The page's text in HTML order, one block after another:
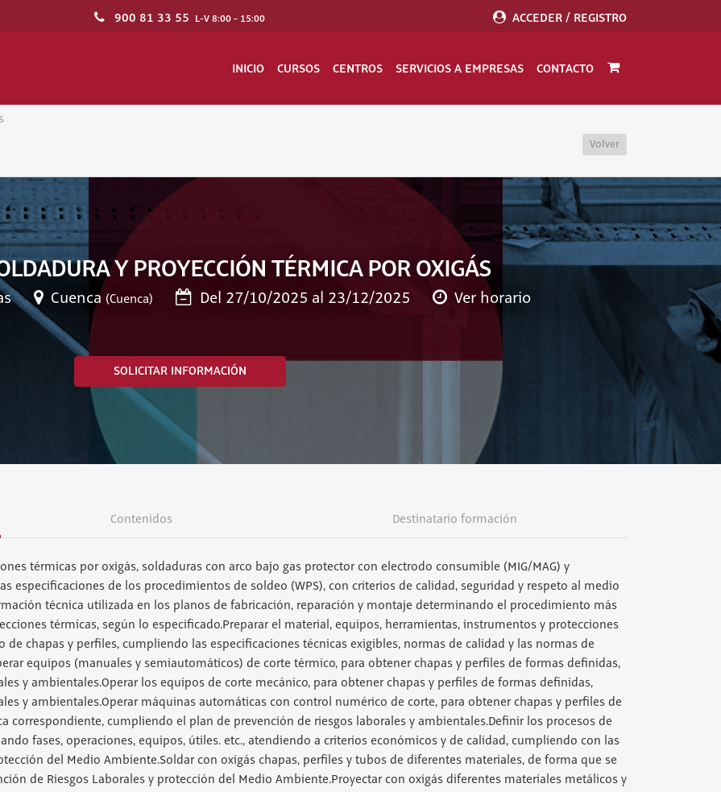
900 81 33 55 L-V 8:00 - 15:00 ACCEDER / REGISTRO
INICIO CURSOS CENTROS SERVICIOS A EMPRESAS CONTACTO
Volver
Y PROYECCIÓN TÉRMICA POR OXIGÁS
Cuenca (Cuenca) Del 27/10/2025 al 23/12/2025 Ver horario
SOLICITAR INFORMACIÓN
Contenidos Destinatario formación
térmicas por oxigás, soldaduras con arco bajo gas protector con electrodo consumible (MIG/MAG) y
especificaciones de los procedimientos de soldeo (WPS), con criterios de calidad, seguridad y respeto al medio
técnica utilizada en los planos de fabricación, reparación y montaje determinando el procedimiento más
térmicas, según lo especificado.Preparar el material, equipos, herramientas, instrumentos y protecciones
chapas y perfiles, cumpliendo las especificaciones técnicas exigibles, normas de calidad y las normas de
equipos (manuales y semiautomáticos) de corte térmico, para obtener chapas y perfiles de formas definidas,
y ambientales.Operar los equipos de corte mecánico, para obtener chapas y perfiles de formas definidas,
y ambientales.Operar máquinas automáticas con control numérico de corte, para obtener chapas y perfiles de
correspondiente, cumpliendo el plan de prevención de riesgos laborales y ambientales.Definir los procesos de
fases, operaciones, equipos, útiles. etc., atendiendo a criterios económicos y de calidad, cumpliendo con las
del Medio Ambiente.Soldar con oxigás chapas, perfiles y tubos de diferentes materiales, de forma que se
de Riesgos Laborales y protección del Medio Ambiente.Proyectar con oxigás diferentes materiales metálicos y